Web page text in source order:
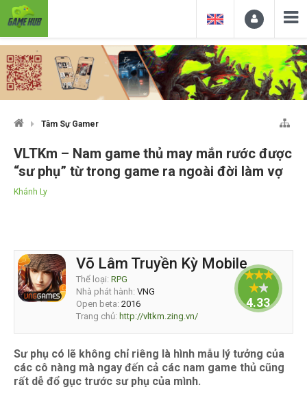
Tâm Sự Gamer
VLTKm – Nam game thủ may mắn rước được
“sư phụ” từ trong game ra ngoài đời làm vợ
Khánh Ly
Võ Lâm Truyền Kỳ Mobile
Thể loại: RPG
Nhà phát hành: VNG
Open beta: 2016
Trang chủ: http://vltkm.zing.vn/
4.33333
Sư phụ có lẽ không chỉ riêng là hình mẫu lý tưởng của
các cô nàng mà ngay đến cả các nam game thủ cũng
rất dễ đổ gục trước sư phụ của mình.